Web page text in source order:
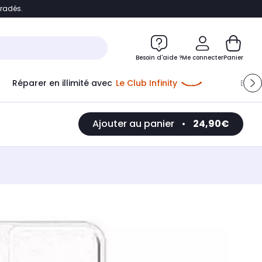
Accéder directement au chatbot
Besoin d'aide ?Me connecter
Me connecter
Nouveau clientCréer mon compte
ou me connecter avec
Panier
Réparer en illimité avec Le Club Infinity
Ajouter au panier • 24,90€